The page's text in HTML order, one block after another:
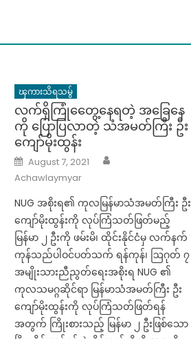
ၾကားသိရသမွ်
လက်ရှိကြုံတွေေ့နေရတဲ့ အခြေနေ
ကို ပြောပြလာတဲ့ သံအမတ်ကြီး ဦး
ကျော်မိုးထွန်း
Posted
on
August 7, 2021
Achawlaymyar
NUG အစိုးရ၏ ကုလမြန်မာသံအမတ်ကြီး ဦး
ကျော်မိုးထွန်းကို လုပ်ကြံသတ်ဖြတ်မည့်
မြန်မာ ၂ ဦးကို ဖမ်းမိ၊ ထိုင်းနိုင်ငံမှ လက်နက်
ကုန်သည်ပါဝင်ပတ်သက် ရန်ကုန်၊ ဩဂုတ် ၇
အမျိုးသားညီညွတ်ရေးအစိုးရ NUG ၏
ကုလသမဂ္ဂဆိုင်ရာ မြန်မာသံအမတ်ကြီး ဦး
ကျော်မိုးထွန်းကို လုပ်ကြံသတ်ဖြတ်ရန်
အတွက် ကြိုးစားသည့် မြန်မာ ၂ ဦးဖြစ်သော